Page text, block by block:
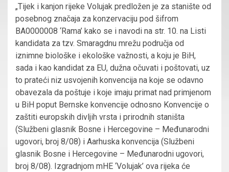
„Tijek i kanjon rijeke Volujak predložen je za stanište od
posebnog značaja za konzervaciju pod šifrom
BA0000008 ‘Rama’ kako se i navodi na str. 10. na Listi
kandidata za tzv. Smaragdnu mrežu područja od
iznimne biološke i ekološke važnosti, a koju je BiH,
sada i kao kandidat za EU, dužna očuvati i poštovati, uz
to prateći niz usvojenih konvencija na koje se odavno
obavezala da poštuje i koje imaju primat nad primjenom
u BiH poput Bernske konvencije odnosno Konvencije o
zaštiti europskih divljih vrsta i prirodnih staništa
(Službeni glasnik Bosne i Hercegovine – Međunarodni
ugovori, broj 8/08) i Aarhuska konvencija (Službeni
glasnik Bosne i Hercegovine – Međunarodni ugovori,
broj 8/08). Izgradnjom mHE ‘Volujak’ ova rijeka će